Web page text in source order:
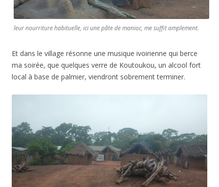
leur nourriture habituelle, ici une pâte de manioc, me suffit amplement.
Et dans le village résonne une musique ivoirienne qui berce
ma soirée, que quelques verre de Koutoukou, un alcool fort
local à base de palmier, viendront sobrement terminer.